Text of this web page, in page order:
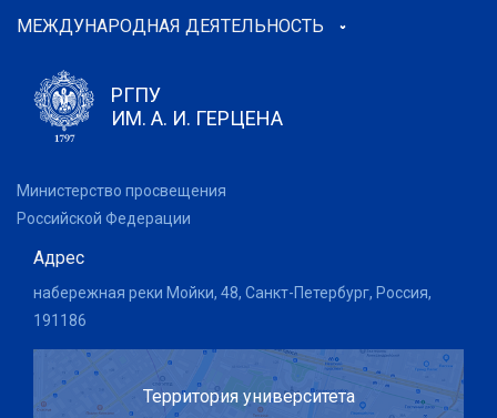
МЕЖДУНАРОДНАЯ ДЕЯТЕЛЬНОСТЬ
РГПУ
ИМ. А. И. ГЕРЦЕНА
Министерство просвещения
Российской Федерации
Адрес
набережная реки Мойки, 48, Санкт-Петербург, Россия,
191186
Территория университета